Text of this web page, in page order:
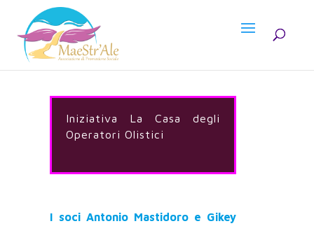
Iniziativa La Casa degli
Operatori Olistici
I soci Antonio Mastidoro e Gikey